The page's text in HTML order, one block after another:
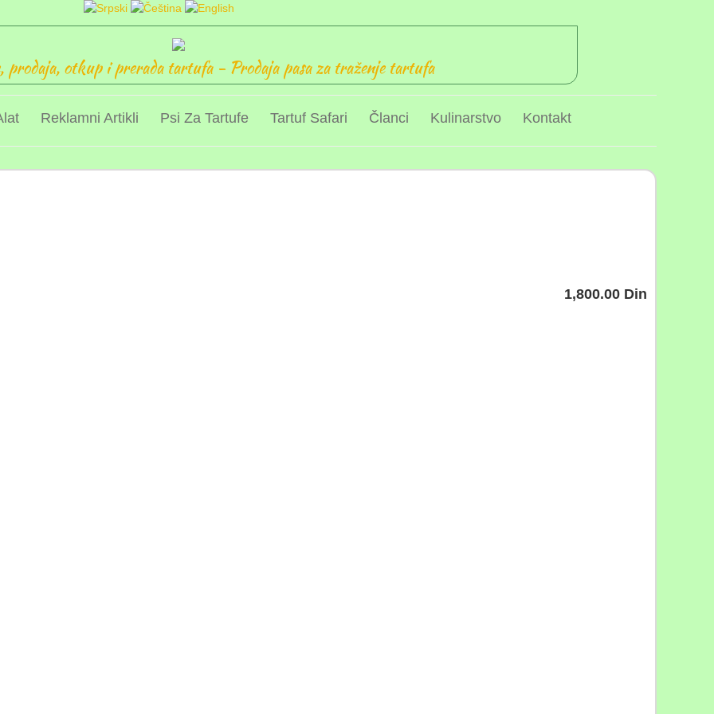
prodaja, otkup i prerada tartufa - Prodaja pasa za traženje tartufa
Reklamni Artikli Psi Za Tartufe Tartuf Safari Članci Kulinarstvo Kontakt
1,800.00 Din